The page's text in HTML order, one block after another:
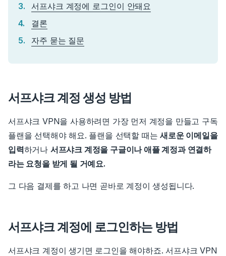
서프샤크 계정에 로그인이 안돼요
결론
자주 묻는 질문
서프샤크 계정 생성 방법
서프샤크 VPN을 사용하려면 가장 먼저 계정을 만들고 구독
플랜을 선택해야 해요. 플랜을 선택할 때는새로운 이메일을
입력하거나 서프샤크 계정을 구글이나 애플 계정과 연결하
라는 요청을 받게 될 거예요.
그 다음 결제를 하고 나면 곧바로 계정이 생성됩니다.
서프샤크 계정에 로그인하는 방법
서프샤크 계정이 생기면 로그인을 해야하죠. 서프샤크 VPN